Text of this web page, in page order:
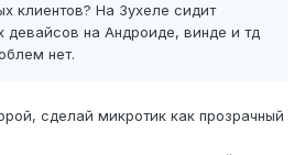
клиентов? На Зухеле сидит
девайсов на Андроиде, винде и тд
нет.
сделай микротик как прозрачный